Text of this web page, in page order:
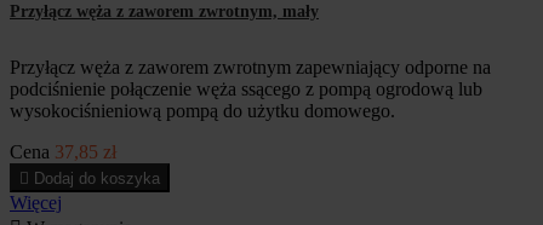
Przyłącz węża z zaworem zwrotnym, mały
Przyłącz węża z zaworem zwrotnym zapewniający odporne na
podciśnienie połączenie węża ssącego z pompą ogrodową lub
wysokociśnieniową pompą do użytku domowego.
Cena 37,85 zł
 Dodaj do koszyka
Więcej